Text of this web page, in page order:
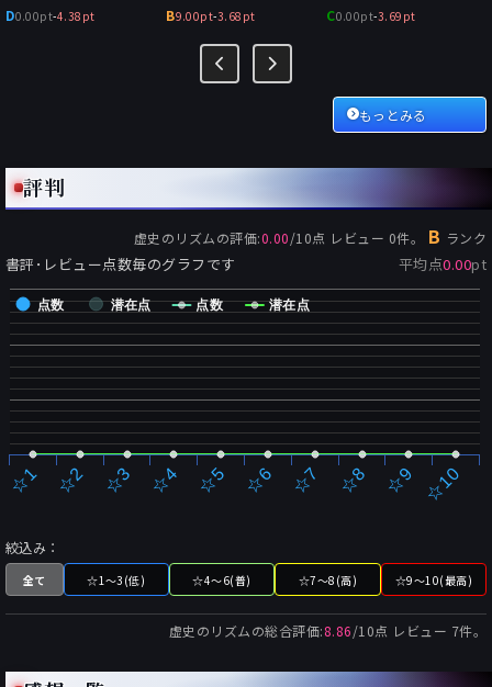
D0.00pt-4.38pt B9.00pt-3.68pt
C0.00pt-3.69pt
もっとみる
評判
虚史のリズムの評価:0.00/10点 レビュー 0件。 B ランク
書評･レビュー点数毎のグラフです 平均点0.00pt
点数 潜在点 点数 潜在点
☆1 ☆2 ☆3 ☆4 ☆5 ☆6 ☆7 ☆8 ☆9 ☆10
絞込み：
全て ☆1～3(低) ☆4～6(普) ☆7～8(高) ☆9～10(最高)
虚史のリズムの総合評価:8.86/10点 レビュー 7件。